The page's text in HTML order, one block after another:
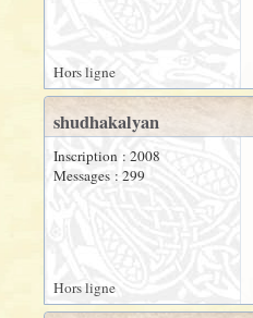
Hors ligne
shudhakalyan
Inscription : 2008
Messages : 299
Hors ligne